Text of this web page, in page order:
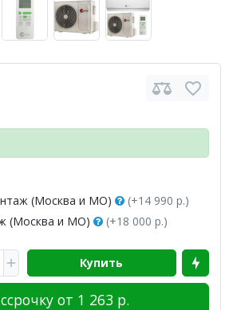
(Москва и МО)
(+14 990 р.)
(Москва и МО)
(+18 000 р.)
Купить
от 1 263 р.